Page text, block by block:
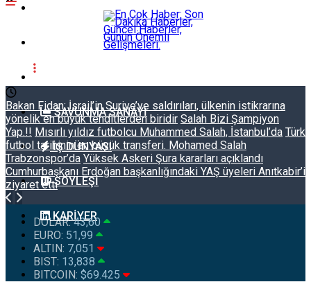
SAVUNMA SANAYI
İŞ DÜNYASI
SÖYLEŞI
KARIYER
Bakan Fidan: İsrail’in Suriye’ye saldırıları, ülkenin istikrarına
yönelik en büyük tehditlerden biridir Salah Bizi Şampiyon
Yap.!! Mısırlı yıldız futbolcu Muhammed Salah, İstanbul’da Türk
futbol tarihinin en büyük transferi. Mohamed Salah
Trabzonspor’da Yüksek Askeri Şura kararları açıklandı
Cumhurbaşkanı Erdoğan başkanlığındaki YAŞ üyeleri Anıtkabir’i
ziyaret etti
DOLAR: 43,60
EURO: 51,99
ALTIN: 7,051
BIST: 13,838
BITCOIN: $69.425